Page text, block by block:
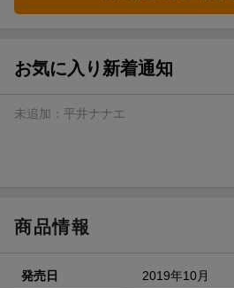
お気に入り新着通知
未追加： 平井ナナエ
商品情報
発売日 2019年10月